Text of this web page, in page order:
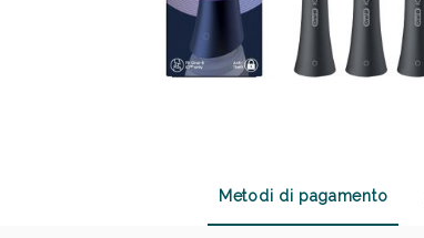
Metodi di pagamento